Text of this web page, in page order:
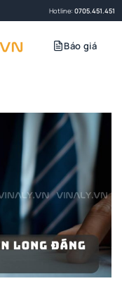
Hotline: 0705.451.451
Báo giá